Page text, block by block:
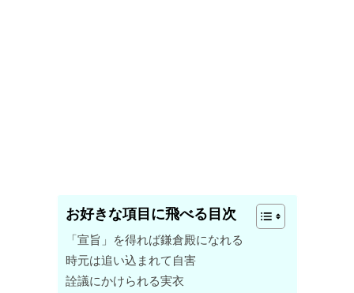
お好きな項目に飛べる目次
「宣旨」を得れば鎌倉殿になれる
時元は追い込まれて自害
詮議にかけられる実衣